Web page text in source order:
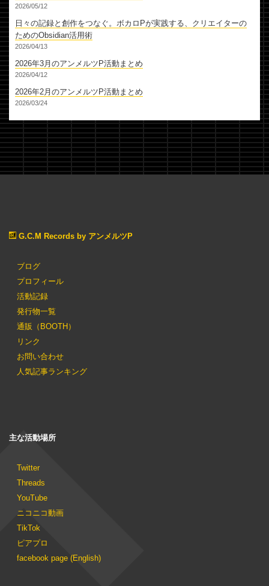
2026/05/12
日々の記録と創作をつなぐ。ボカロPが実践する、クリエイターの
ためのObsidian活用術
2026/04/13
2026年3月のアンメルツP活動まとめ
2026/04/12
2026年2月のアンメルツP活動まとめ
2026/03/24
G.C.M Records by アンメルツP
ブログ
プロフィール
活動記録
発行物一覧
通販（BOOTH）
リンク
お問い合わせ
人気記事ランキング
主な活動場所
Twitter
Threads
YouTube
ニコニコ動画
TikTok
ピアプロ
facebook page (English)